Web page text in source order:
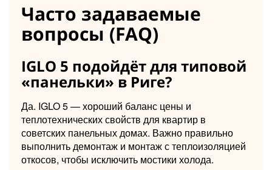
Часто задаваемые
вопросы (FAQ)
IGLO 5 подойдёт для типовой
«панельки» в Риге?
Да. IGLO 5 — хороший баланс цены и
теплотехнических свойств для квартир в
советских панельных домах. Важно правильно
выполнить демонтаж и монтаж с теплоизоляцией
откосов, чтобы исключить мостики холода.